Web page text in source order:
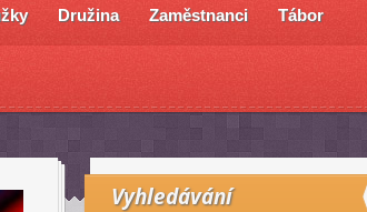
Družina Zaměstnanci Tábor
Vyhledávání